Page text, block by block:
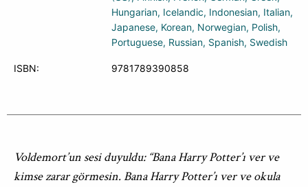
Hungarian Icelandic Indonesian Italian
Japanese Korean Norwegian Polish
Portuguese Russian Spanish Swedish
ISBN: 9781789390858
Voldemort’un sesi duyuldu: “Bana Harry Potter’ı ver ve
kimse zarar görmesin. Bana Harry Potter’ı ver ve okula